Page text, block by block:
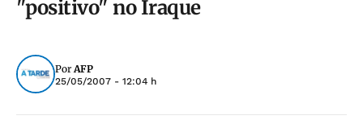
"positivo" no Iraque
PorAFP
25/05/2007 - 12:04 h